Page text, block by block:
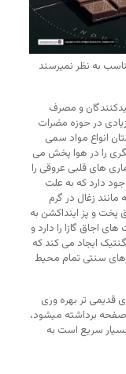
به نظر نمیرسند
و مصرف
زیادی در حوزه مضرات
انواع مواد سمی
را در هوا پخش می
های قلبی عروقی را
دارد که به علت
زغال در گرم
و پز اینداکشن به
اجاق گازا را دارد و
ایجاد می کند که
سنتی تمام محیط
قدیمی تر بهره وری
از روی صفحه برداشته میشود،
سریع است به